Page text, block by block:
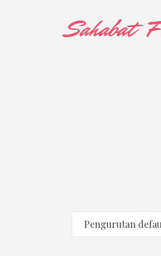
Pengurutan